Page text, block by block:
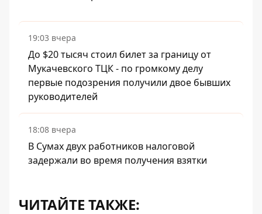
19:03 вчера
До $20 тысяч стоил билет за границу от
Мукачевского ТЦК - по громкому делу
первые подозрения получили двое бывших
руководителей
18:08 вчера
В Сумах двух работников налоговой
задержали во время получения взятки
ЧИТАЙТЕ ТАКЖЕ: